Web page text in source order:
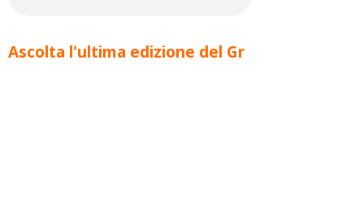
Ascolta l'ultima edizione del Gr